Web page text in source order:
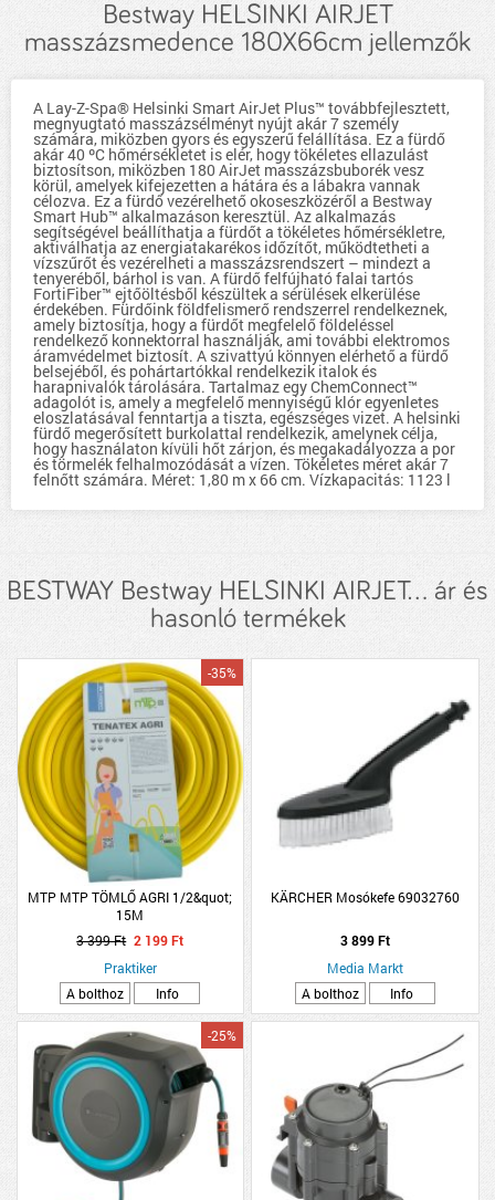
Bestway HELSINKI AIRJET
masszázsmedence 180X66cm jellemzők
A Lay-Z-Spa® Helsinki Smart AirJet Plus™ továbbfejlesztett,
megnyugtató masszázsélményt nyújt akár 7 személy
számára, miközben gyors és egyszerű felállítása. Ez a fürdő
akár 40 ºC hőmérsékletet is elér, hogy tökéletes ellazulást
biztosítson, miközben 180 AirJet masszázsbuborék vesz
körül, amelyek kifejezetten a hátára és a lábakra vannak
célozva. Ez a fürdő vezérelhető okoseszközéről a Bestway
Smart Hub™ alkalmazáson keresztül. Az alkalmazás
segítségével beállíthatja a fürdőt a tökéletes hőmérsékletre,
aktiválhatja az energiatakarékos időzítőt, működtetheti a
vízszűrőt és vezérelheti a masszázsrendszert – mindezt a
tenyeréből, bárhol is van. A fürdő felfújható falai tartós
FortiFiber™ ejtőöltésből készültek a sérülések elkerülése
érdekében. Fürdőink földfelismerő rendszerrel rendelkeznek,
amely biztosítja, hogy a fürdőt megfelelő földeléssel
rendelkező konnektorral használják, ami további elektromos
áramvédelmet biztosít. A szivattyú könnyen elérhető a fürdő
belsejéből, és pohártartókkal rendelkezik italok és
harapnivalók tárolására. Tartalmaz egy ChemConnect™
adagolót is, amely a megfelelő mennyiségű klór egyenletes
eloszlatásával fenntartja a tiszta, egészséges vizet. A helsinki
fürdő megerősített burkolattal rendelkezik, amelynek célja,
hogy használaton kívüli hőt zárjon, és megakadályozza a por
és törmelék felhalmozódását a vízen. Tökéletes méret akár 7
felnőtt számára. Méret: 1,80 m x 66 cm. Vízkapacitás: 1123 l
BESTWAY Bestway HELSINKI AIRJET... ár és
hasonló termékek
MTP MTP TÖMLŐ AGRI 1/2&quot;
15M
-35%
3 399 Ft 2 199 Ft
Praktiker
A bolthoz
Info
KÄRCHER Mosókefe 69032760
3 899 Ft
Media Markt
A bolthoz
Info
-25%